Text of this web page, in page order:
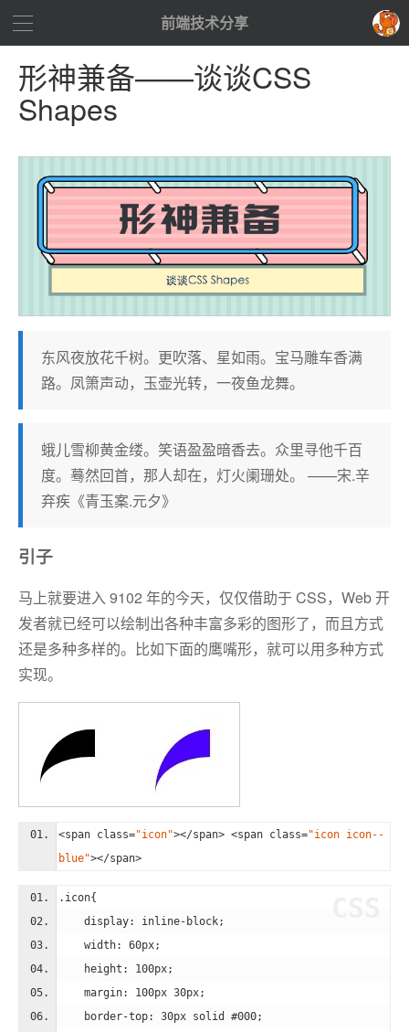
前端技术分享
形神兼备——谈谈CSS
Shapes
东风夜放花千树。更吹落、星如雨。宝马雕车香满
路。凤箫声动，玉壶光转，一夜鱼龙舞。
蛾儿雪柳黄金缕。笑语盈盈暗香去。众里寻他千百
度。蓦然回首，那人却在，灯火阑珊处。 ——宋.辛
弃疾《青玉案.元夕》
引子
马上就要进入 9102 年的今天，仅仅借助于 CSS，Web 开
发者就已经可以绘制出各种丰富多彩的图形了，而且方式
还是多种多样的。比如下面的鹰嘴形，就可以用多种方式
实现。
<span class="icon"></span> <span class="icon icon--
blue"></span>
.icon{
display: inline-block;
width: 60px;
height : 100px;
margin: 100px 30px;
border-top: 30px solid #000;